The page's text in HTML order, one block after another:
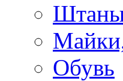
Обувь